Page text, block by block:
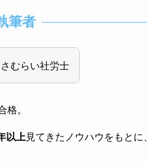
筆者
さむらい社労士
。
以上見てきたノウハウをもとに、